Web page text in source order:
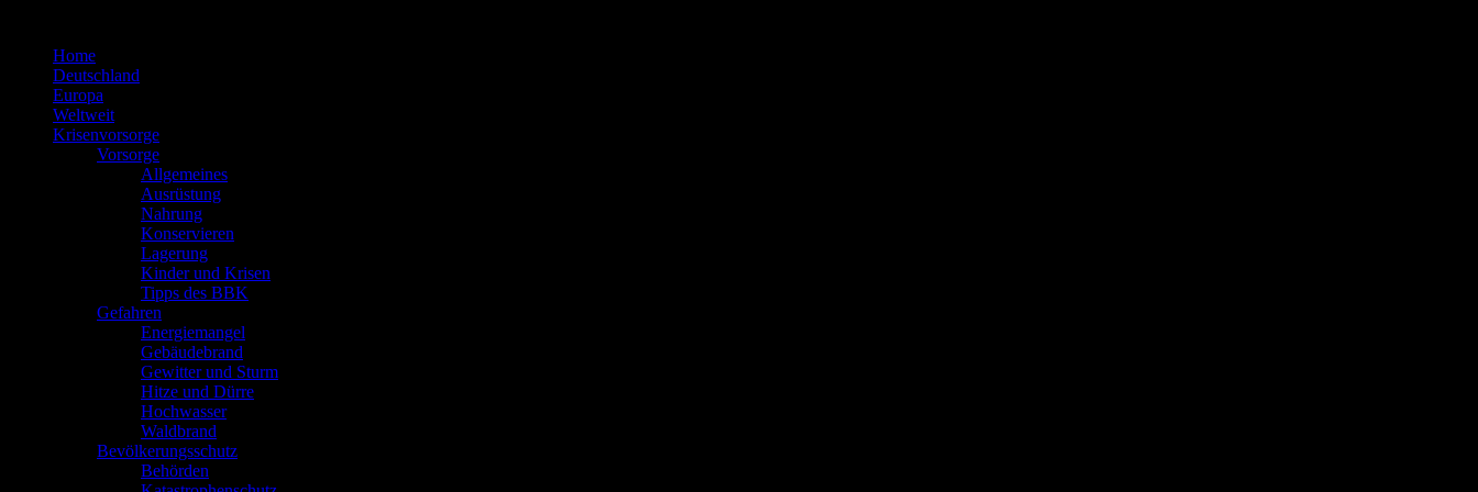
springenHome
Deutschland
Europa
Weltweit
Krisenvorsorge
Vorsorge
Allgemeines
Ausrüstung
Nahrung
Konservieren
Lagerung
Kinder und Krisen
Tipps des BBK
Gefahren
Energiemangel
Gebäudebrand
Gewitter und Sturm
Hitze und Dürre
Hochwasser
Waldbrand
Bevölkerungsschutz
Behörden